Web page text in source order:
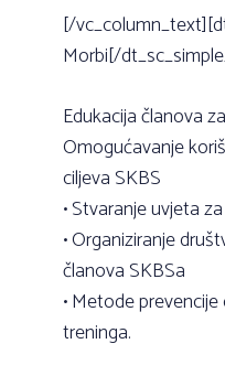
[/
Morbi[/
Edukacija članova
Omogućavanje
ciljeva SKBS
• Stvaranje uvjeta
• Organiziranje
članova SKBSa
• Metode
treninga.